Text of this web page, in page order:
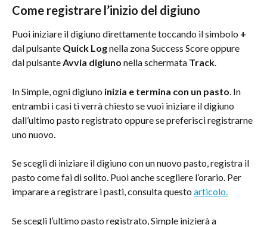
Come registrare l’inizio del digiuno
Puoi iniziare il digiuno direttamente toccando il simbolo +
dal pulsante Quick Log nella zona Success Score oppure
dal pulsante Avvia digiuno nella schermata Track.
In Simple, ogni digiuno inizia e termina con un pasto. In
entrambi i casi ti verrà chiesto se vuoi iniziare il digiuno
dall’ultimo pasto registrato oppure se preferisci registrarne
uno nuovo.
Se scegli di iniziare il digiuno con un nuovo pasto, registra il
pasto come fai di solito. Puoi anche scegliere l’orario. Per
imparare a registrare i pasti, consulta questo articolo.
Se scegli l’ultimo pasto registrato, Simple inizierà a